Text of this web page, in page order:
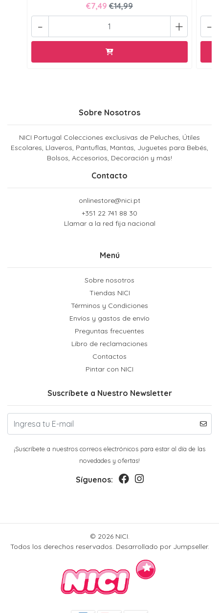
€7,49 €14,99
+
- -
Sobre Nosotros
NICI Portugal Colecciones exclusivas de Peluches, Útiles
Escolares, Llaveros, Pantuflas, Mantas, Juguetes para Bebés,
Bolsos, Accesorios, Decoración y más!
Contacto
onlinestore@nici.pt
+351 22 741 88 30
Llamar a la red fija nacional
Menú
Sobre nosotros
Tiendas NICI
Términos y Condiciones
Envíos y gastos de envío
Preguntas frecuentes
Libro de reclamaciones
Contactos
Pintar con NICI
Suscríbete a Nuestro Newsletter
¡Suscríbete a nuestros correos electrónicos para estar al día de las
novedades y ofertas!
Síguenos:
© 2026 NICI.
Todos los derechos reservados. Desarrollado por Jumpseller.